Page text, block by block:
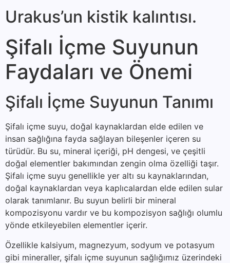
Urakus’un kistik kalıntısı.
Şifalı İçme Suyunun
Faydaları ve Önemi
Şifalı İçme Suyunun Tanımı
Şifalı içme suyu, doğal kaynaklardan elde edilen ve
insan sağlığına fayda sağlayan bileşenler içeren su
türüdür. Bu su, mineral içeriği, pH dengesi, ve çeşitli
doğal elementler bakımından zengin olma özelliği taşır.
Şifalı içme suyu genellikle yer altı su kaynaklarından,
doğal kaynaklardan veya kaplıcalardan elde edilen sular
olarak tanımlanır. Bu suyun belirli bir mineral
kompozisyonu vardır ve bu kompozisyon sağlığı olumlu
yönde etkileyebilen elementler içerir.
Özellikle kalsiyum, magnezyum, sodyum ve potasyum
gibi mineraller, şifalı içme suyunun sağlığımız üzerindeki